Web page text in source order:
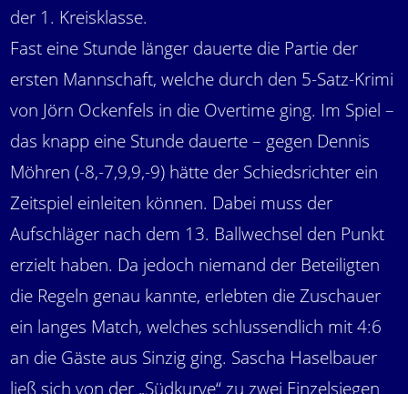
der 1. Kreisklasse.
Fast eine Stunde länger dauerte die Partie der
ersten Mannschaft, welche durch den 5-Satz-Krimi
von Jörn Ockenfels in die Overtime ging. Im Spiel –
das knapp eine Stunde dauerte – gegen Dennis
Möhren (-8,-7,9,9,-9) hätte der Schiedsrichter ein
Zeitspiel einleiten können. Dabei muss der
Aufschläger nach dem 13. Ballwechsel den Punkt
erzielt haben. Da jedoch niemand der Beteiligten
die Regeln genau kannte, erlebten die Zuschauer
ein langes Match, welches schlussendlich mit 4:6
an die Gäste aus Sinzig ging. Sascha Haselbauer
ließ sich von der „Südkurve“ zu zwei Einzelsiegen